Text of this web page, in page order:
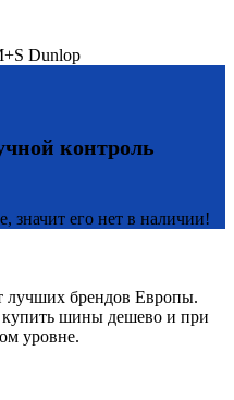
Dunlop
контроль
значит его нет в наличии!
лучших брендов Европы.
шины дешево и при
уровне.